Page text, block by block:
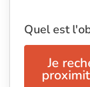
Quel est
Je